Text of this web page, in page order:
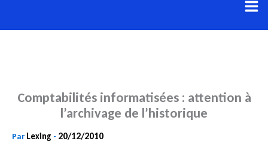
au
Comptabilités informatisées : attention à
l’archivage de l’historique
Par Lexing - 20/12/2010